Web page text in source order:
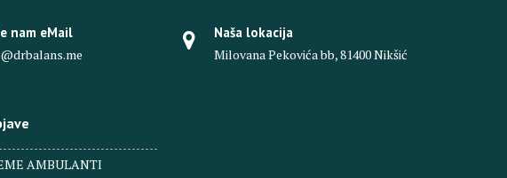
nam eMail
Naša lokacija
Milovana Pekovića bb, 81400 Nikšić
AMBULANTI